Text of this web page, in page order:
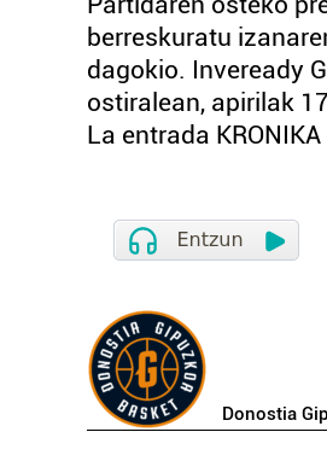
berreskuratu
dagokio. Inveready
ostiralean, apirilak
La entrada
Donostia